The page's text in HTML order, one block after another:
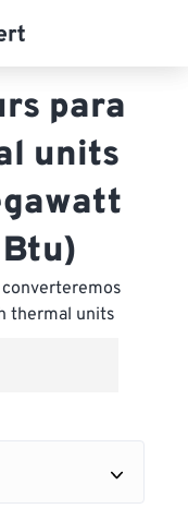
para
units
thermal units